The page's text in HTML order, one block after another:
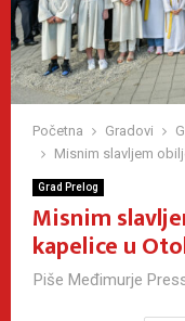
Početna Gradovi
Misnim slavljem
Grad Prelog
Misnim
kapelice u
Piše Međimurje